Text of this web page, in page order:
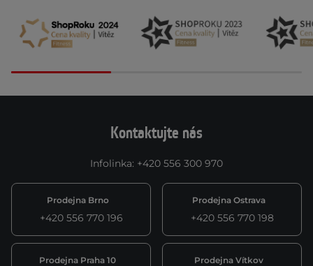
Kontaktujte nás
Infolinka: +420 556 300 970
Prodejna Brno
+420 556 770 196
Prodejna Ostrava
+420 556 770 198
Prodejna Praha 10 Prodejna Vítkov